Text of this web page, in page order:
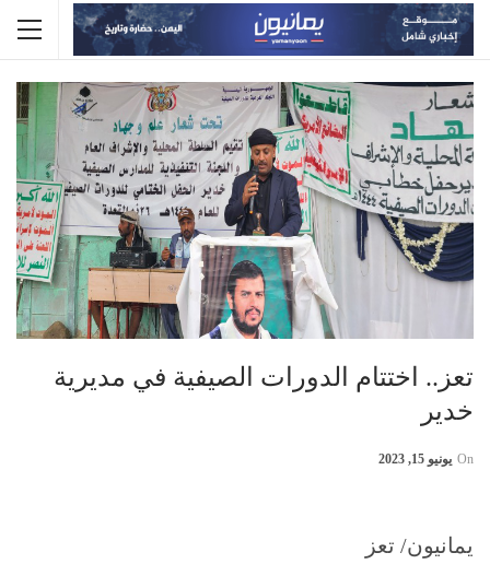
تعز.. اختتام الدورات الصيفية في مديرية
خدير
On يونيو 15, 2023
يمانيون/ تعز